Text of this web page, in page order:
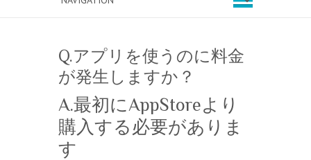
Q.アプリを使うのに料金
が発生しますか？
A.最初にAppStoreより
購入する必要がありま
す